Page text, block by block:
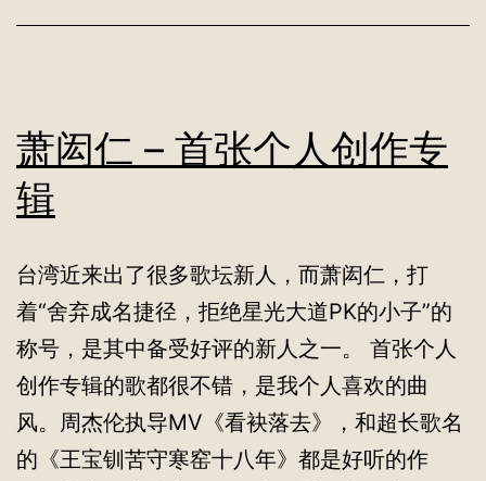
萧闳仁 – 首张个人创作专
辑
台湾近来出了很多歌坛新人，而萧闳仁，打
着“舍弃成名捷径，拒绝星光大道PK的小子”的
称号，是其中备受好评的新人之一。 首张个人
创作专辑的歌都很不错，是我个人喜欢的曲
风。周杰伦执导MV《看袂落去》，和超长歌名
的《王宝钏苦守寒窑十八年》都是好听的作